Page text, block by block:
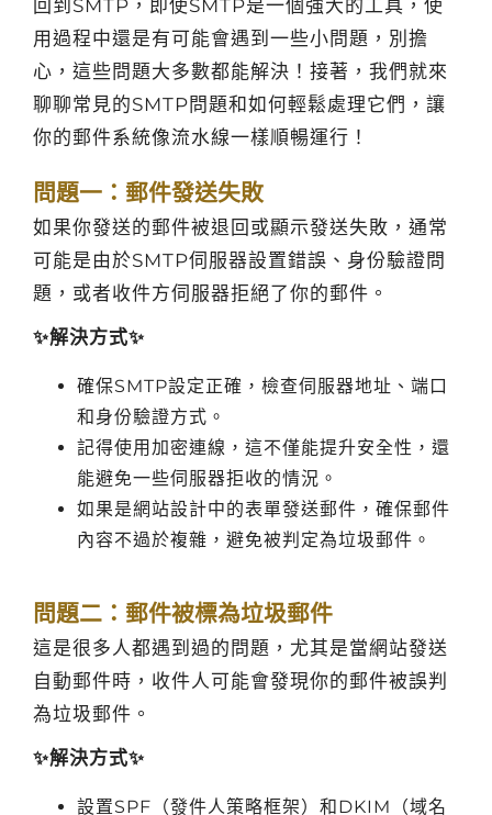
回到SMTP，即使SMTP是一個強大的工具，使
用過程中還是有可能會遇到一些小問題，別擔
心，這些問題大多數都能解決！接著，我們就來
聊聊常見的SMTP問題和如何輕鬆處理它們，讓
你的郵件系統像流水線一樣順暢運行！
問題一：郵件發送失敗
如果你發送的郵件被退回或顯示發送失敗，通常
可能是由於SMTP伺服器設置錯誤、身份驗證問
題，或者收件方伺服器拒絕了你的郵件。
✨解決方式✨
確保SMTP設定正確，檢查伺服器地址、端口
和身份驗證方式。
記得使用加密連線，這不僅能提升安全性，還
能避免一些伺服器拒收的情況。
如果是網站設計中的表單發送郵件，確保郵件
內容不過於複雜，避免被判定為垃圾郵件。
問題二：郵件被標為垃圾郵件
這是很多人都遇到過的問題，尤其是當網站發送
自動郵件時，收件人可能會發現你的郵件被誤判
為垃圾郵件。
✨解決方式✨
設置SPF（發件人策略框架）和DKIM（域名